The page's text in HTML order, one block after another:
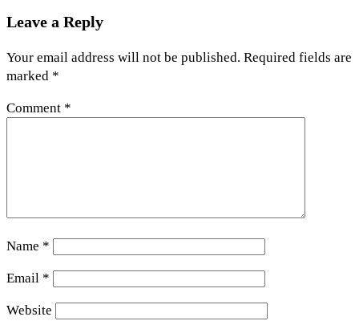
Leave a Reply
Your email address will not be published. Required fields are
marked *
Comment *
Name *
Email *
Website